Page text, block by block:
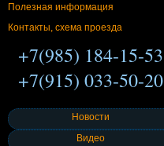
Полезная информация
Контакты, схема проезда
+7(985) 184-15-53
+7(915) 033-50-20
Новости
Видео